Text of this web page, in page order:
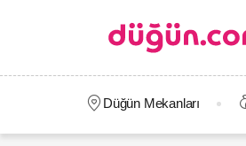
Düğün Mekanları